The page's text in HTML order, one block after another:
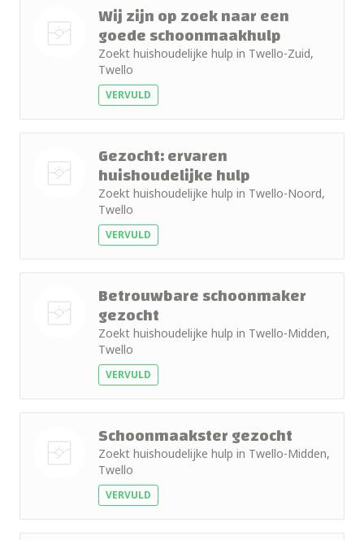
Wij zijn op zoek naar een
goede schoonmaakhulp
Zoekt huishoudelijke hulp in Twello-Zuid,
Twello
VERVULD
Gezocht: ervaren
huishoudelijke hulp
Zoekt huishoudelijke hulp in Twello-Noord,
Twello
VERVULD
Betrouwbare schoonmaker
gezocht
Zoekt huishoudelijke hulp in Twello-Midden,
Twello
VERVULD
Schoonmaakster gezocht
Zoekt huishoudelijke hulp in Twello-Midden,
Twello
VERVULD